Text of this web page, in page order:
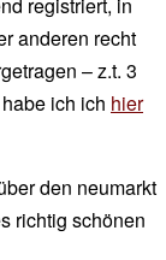
anderen recht
– z.t. 3
ich ich hier
den neumarkt
richtig schönen